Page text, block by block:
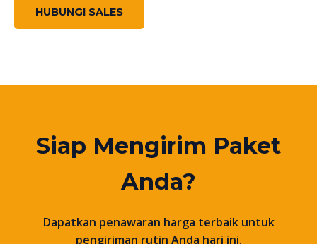
HUBUNGI SALES
Siap Mengirim Paket
Anda?
Dapatkan penawaran harga terbaik untuk
pengiriman rutin Anda hari ini.